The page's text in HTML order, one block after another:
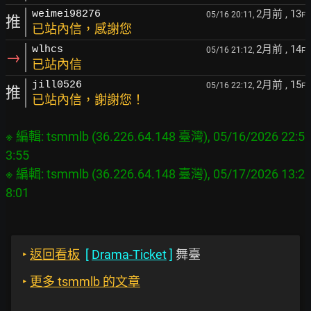
推 weimei98276 05/16 20:11, 2月前 , 13F
已站內信，感謝您
→ wlhcs 05/16 21:12, 2月前 , 14F
已站內信
推 jill0526 05/16 22:12, 2月前 , 15F
已站內信，謝謝您！
※ 編輯: tsmmlb (36.226.64.148 臺灣), 05/16/2026 22:5
3:55
※ 編輯: tsmmlb (36.226.64.148 臺灣), 05/17/2026 13:2
‣ 返回看板 [ Drama-Ticket] 舞臺
‣ 更多 tsmmlb 的文章